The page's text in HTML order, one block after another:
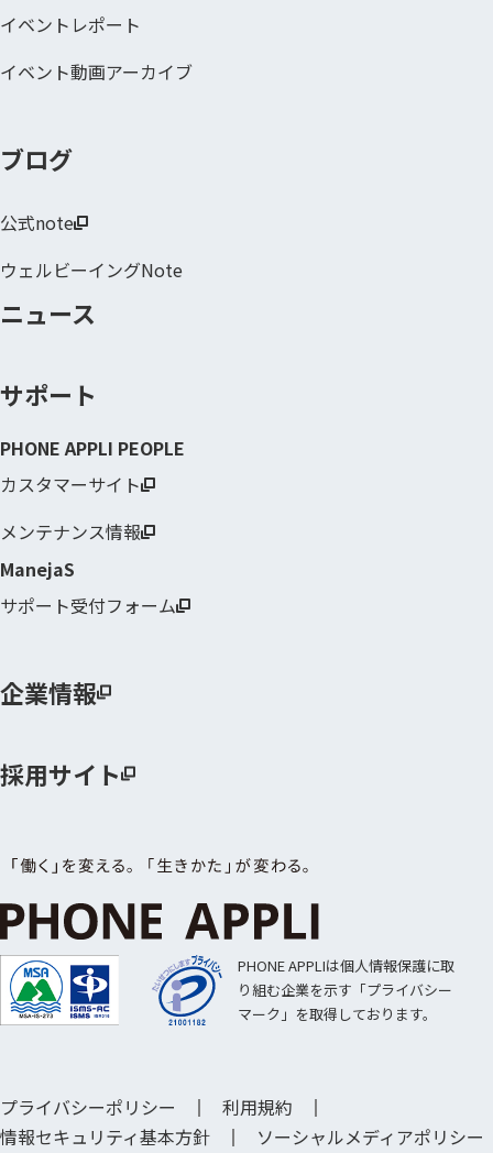
イベントレポート
イベント動画アーカイブ
ブログ
公式note
ウェルビーイングNote
ニュース
サポート
PHONE APPLI PEOPLE
カスタマーサイト
メンテナンス情報
ManejaS
サポート受付フォーム
企業情報
採用サイト
PHONE APPLIは個人情報保護に取
り組む企業を示す「プライバシー
マーク」を取得しております。
プライバシーポリシー
利用規約
情報セキュリティ基本方針
ソーシャルメディアポリシー